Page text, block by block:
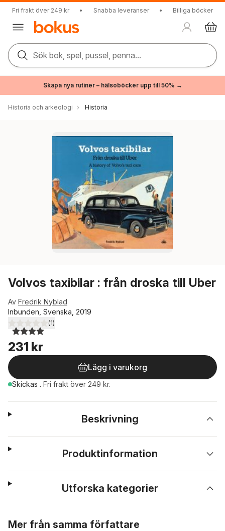
Fri frakt över 249 kr • Snabba leveranser • Billiga böcker
Sök bok, spel, pussel, penna...
Skapa nya rutiner – hälsoböcker upp till 50% →
Historia och arkeologi Historia
Volvos taxibilar : från droska till Uber
Av Fredrik Nyblad
Inbunden, Svenska, 2019
4,0utav 5 stjärnor. Totalt antal röster:
(1)
231 kr
Lägg i varukorg
Skickas . Fri frakt över 249 kr.
Beskrivning
Produktinformation
Utforska kategorier
Mer från samma författare